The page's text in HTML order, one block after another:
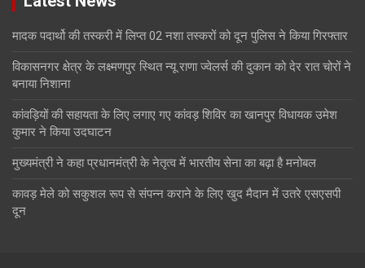
मादक पदार्थो की तस्करी में लिप्त 02 नशा तस्करों को दून पुलिस ने किया गिरफ्तार
विकासनगर क्षेत्र के लक्ष्मणपुर स्थित न्यू राणा ज्वेलर्स की दुकान को देर रात चोरों ने
बनाया निशाना
कांवड़ियों की सहायता के लिए लगाए गए कांवड़ शिविर का खानपुर विधायक उमेश
कुमार ने किया उदघाटन
मुख्यमंत्री ने कहा प्रधानमंत्री के नेतृत्व में भारतीय सेना का बढ़ा है मनोबल
कावड़ मेले को सकुशल रूप से संपन्न कराने के लिए खुद मैदान में उतरे एसएसपी
दून